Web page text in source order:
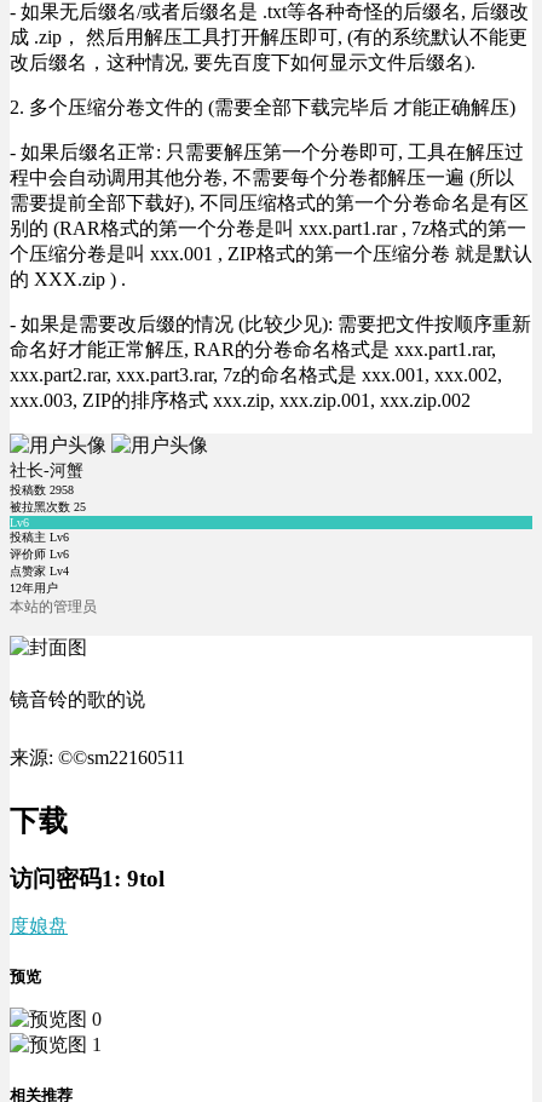
- 如果无后缀名/或者后缀名是 .txt等各种奇怪的后缀名, 后缀改
成 .zip， 然后用解压工具打开解压即可, (有的系统默认不能更
改后缀名，这种情况, 要先百度下如何显示文件后缀名).
2. 多个压缩分卷文件的 (需要全部下载完毕后 才能正确解压)
- 如果后缀名正常: 只需要解压第一个分卷即可, 工具在解压过
程中会自动调用其他分卷, 不需要每个分卷都解压一遍 (所以
需要提前全部下载好), 不同压缩格式的第一个分卷命名是有区
别的 (RAR格式的第一个分卷是叫 xxx.part1.rar , 7z格式的第一
个压缩分卷是叫 xxx.001 , ZIP格式的第一个压缩分卷 就是默认
的 XXX.zip ) .
- 如果是需要改后缀的情况 (比较少见): 需要把文件按顺序重新
命名好才能正常解压, RAR的分卷命名格式是 xxx.part1.rar,
xxx.part2.rar, xxx.part3.rar, 7z的命名格式是 xxx.001, xxx.002,
xxx.003, ZIP的排序格式 xxx.zip, xxx.zip.001, xxx.zip.002
社长-河蟹
投稿数 2958
被拉黑次数 25
Lv6
投稿主 Lv6
评价师 Lv6
点赞家 Lv4
12年用户
本站的管理员
镜音铃的歌的说
来源: ©©sm22160511
下载
访问密码1: 9tol
度娘盘
预览
相关推荐